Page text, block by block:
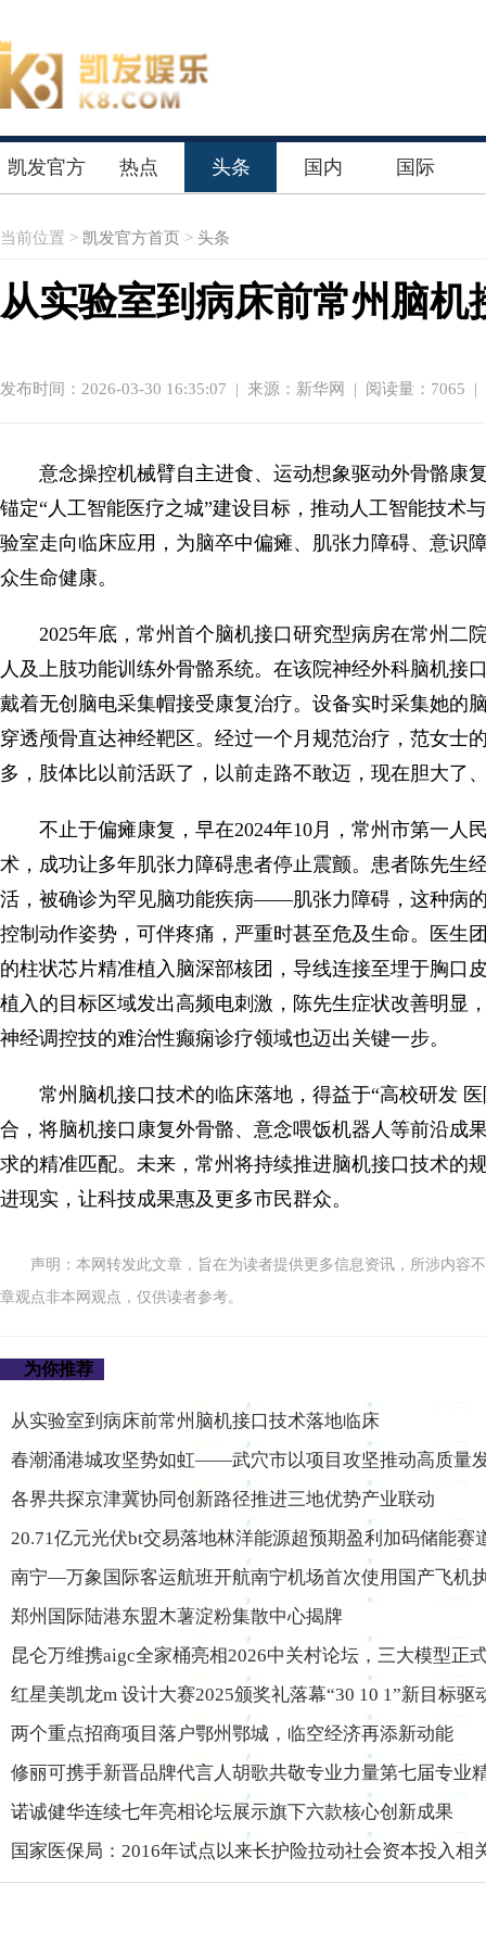
凯发官方 热点 头条 国内 国际
当前位置 > 凯发官方首页 > 头条
从实验室到病床前常州脑
发布时间：2026-03-30 16:35:07 | 来源：新华网 | 阅读量：7065 |
意念操控机械臂自主进食、运动想象驱动外骨骼
锚定“人工智能医疗之城”建设目标，推动人工智能技术
验室走向临床应用，为脑卒中偏瘫、肌张力障碍、意识
众生命健康。
2025年底，常州首个脑机接口研究型病房在常州二
人及上肢功能训练外骨骼系统。在该院神经外科脑机接
戴着无创脑电采集帽接受康复治疗。设备实时采集她的
穿透颅骨直达神经靶区。经过一个月规范治疗，范女士
多，肢体比以前活跃了，以前走路不敢迈，现在胆大了
不止于偏瘫康复，早在2024年10月，常州市第一人
术，成功让多年肌张力障碍患者停止震颤。患者陈先生
活，被确诊为罕见脑功能疾病——肌张力障碍，这种病
控制动作姿势，可伴疼痛，严重时甚至危及生命。医生
的柱状芯片精准植入脑深部核团，导线连接至埋于胸口
植入的目标区域发出高频电刺激，陈先生症状改善明显
神经调控技的难治性癫痫诊疗领域也迈出关键一步。
常州脑机接口技术的临床落地，得益于“高校研发
合，将脑机接口康复外骨骼、意念喂饭机器人等前沿成
求的精准匹配。未来，常州将持续推进脑机接口技术的
进现实，让科技成果惠及更多市民群众。
声明：本网转发此文章，旨在为读者提供更多信息资讯，所涉内容
章观点非本网观点，仅供读者参考。
为你推荐
从实验室到病床前常州脑机接口技术落地临床
春潮涌港城攻坚势如虹——武穴市以项目攻坚推动高质量
各界共探京津冀协同创新路径推进三地优势产业联动
20.71亿元光伏bt交易落地林洋能源超预期盈利加码储能赛
南宁—万象国际客运航班开航南宁机场首次使用国产飞机
郑州国际陆港东盟木薯淀粉集散中心揭牌
昆仑万维携aigc全家桶亮相2026中关村论坛，三大模型正
红星美凯龙m 设计大赛2025颁奖礼落幕“30 10 1”新目标驱
两个重点招商项目落户鄂州鄂城，临空经济再添新动能
修丽可携手新晋品牌代言人胡歌共敬专业力量第七届专业
诺诚健华连续七年亮相论坛展示旗下六款核心创新成果
国家医保局：2016年试点以来长护险拉动社会资本投入相